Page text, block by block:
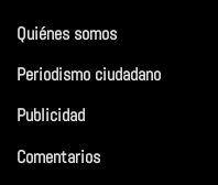
Quiénes somos
Periodismo ciudadano
Publicidad
Comentarios